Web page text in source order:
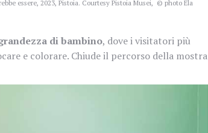
essere, 2023, Pistoia. Courtesy Pistoia Musei, © photo Ela
di bambino, dove i visitatori più
e colorare. Chiude il percorso della mostra